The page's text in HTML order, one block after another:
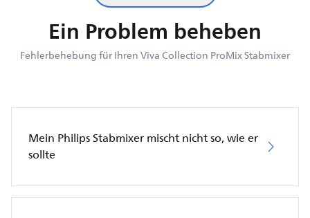
Ein Problem beheben
Fehlerbehebung für Ihren Viva Collection ProMix Stabmixer
Mein Philips Stabmixer mischt nicht so, wie er
sollte